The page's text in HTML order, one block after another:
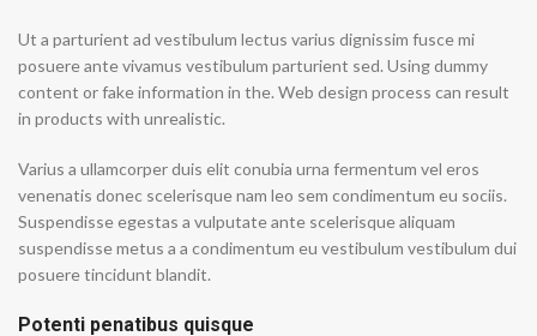
Ut a parturient ad vestibulum lectus varius dignissim fusce mi
posuere ante vivamus vestibulum parturient sed. Using dummy
content or fake information in the. Web design process can result
in products with unrealistic.
Varius a ullamcorper duis elit conubia urna fermentum vel eros
venenatis donec scelerisque nam leo sem condimentum eu sociis.
Suspendisse egestas a vulputate ante scelerisque aliquam
suspendisse metus a a condimentum eu vestibulum vestibulum dui
posuere tincidunt blandit.
Potenti penatibus quisque